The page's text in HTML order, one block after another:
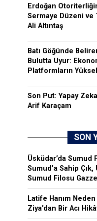
Erdoğan
Sermaye Düzeni
Ali Altıntaş
Batı Göğünde
Bulutta Uyur:
Platformların
Son Put: Yapay
Arif Karaçam
SON
Üsküdar’da Sumud
Sumud’a Sahip
Sumud Filosu
Latife Hanım
Ziya’dan Bir Acı